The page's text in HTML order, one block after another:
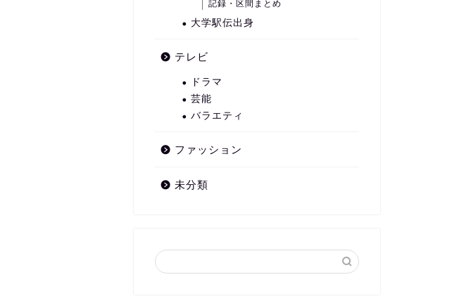
記録・区間まとめ
大学駅伝出身
テレビ
ドラマ
芸能
バラエティ
ファッション
未分類